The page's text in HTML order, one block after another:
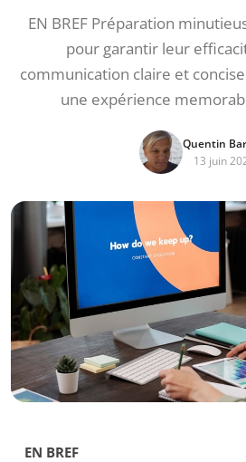
EN BREF Préparation
pour garantir leur
communication claire et
une expérience
Quentin
13 juin
EN BREF